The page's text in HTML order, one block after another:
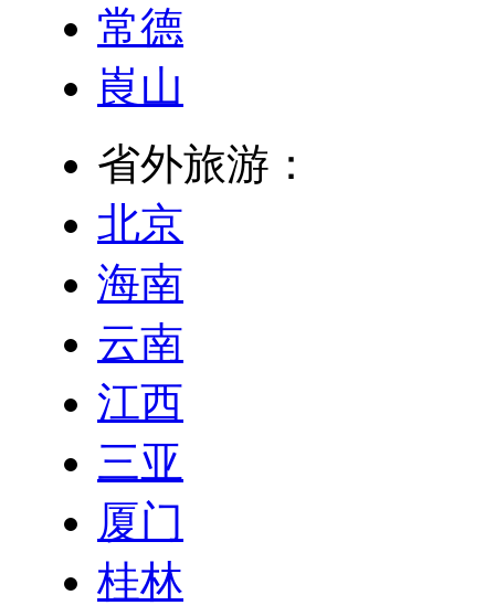
常德
崀山
省外旅游：
北京
海南
云南
江西
三亚
厦门
桂林